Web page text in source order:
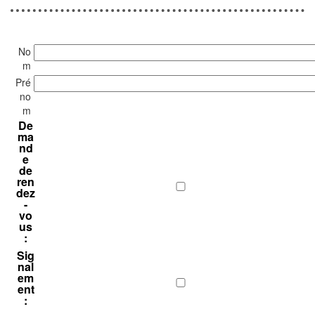
No
m
Pré
no
m
De
ma
nd
e
de
ren
dez
-
vo
us
:
Sig
nal
em
ent
: